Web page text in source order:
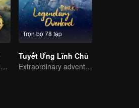
Ai Làm Chủ Chìm Nổi, Thần Võ Vô Địch
Trọn bộ 78 tập
Tuyết Ưng Lĩnh Chủ
Extraordinary adventure, a teenager reborn from adversity.